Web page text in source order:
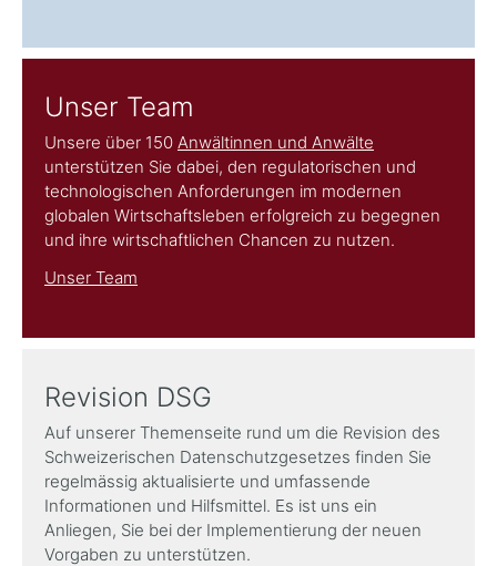
Unser Team
Unsere über 150 Anwältinnen und Anwälte
unterstützen Sie dabei, den regulatorischen und
technologischen Anforderungen im modernen
globalen Wirtschaftsleben erfolgreich zu begegnen
und ihre wirtschaftlichen Chancen zu nutzen.
Unser Team
Revision DSG
Auf unserer Themenseite rund um die Revision des
Schweizerischen Datenschutzgesetzes finden Sie
regelmässig aktualisierte und umfassende
Informationen und Hilfsmittel. Es ist uns ein
Anliegen, Sie bei der Implementierung der neuen
Vorgaben zu unterstützen.